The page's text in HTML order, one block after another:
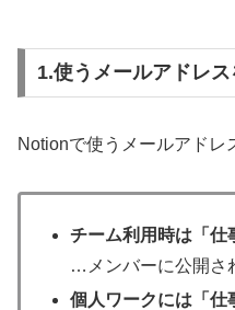
1.使うメールアドレ
Notionで使うメールアドレ
チーム利用時は「仕
…メンバーに公開さ
個人ワークには「仕